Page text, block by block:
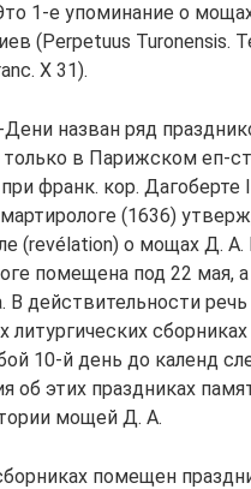
1-е упоминание о
(Perpetuus Turonensis.
X 31).
Дени назван ряд
в Парижском еп-
франк. кор. Дагоберте
(1636)
(revélation) о мощах Д.
помещена под 22 мая,
действительности
литургических
10-й день до календ
этих праздниках
мощей Д. А.
помещен